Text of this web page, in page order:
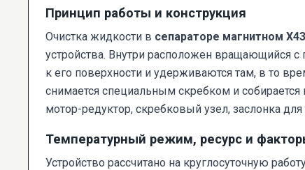
Принцип работы и конструкция
Очистка жидкости в сепараторе магнитном
устройства. Внутри расположен вращающийся
к его поверхности и удерживаются там, в то
снимается специальным скребком и
мотор-редуктор, скребковый узел, заслонка
Температурный режим, ресурс и
Устройство рассчитано на круглосуточную